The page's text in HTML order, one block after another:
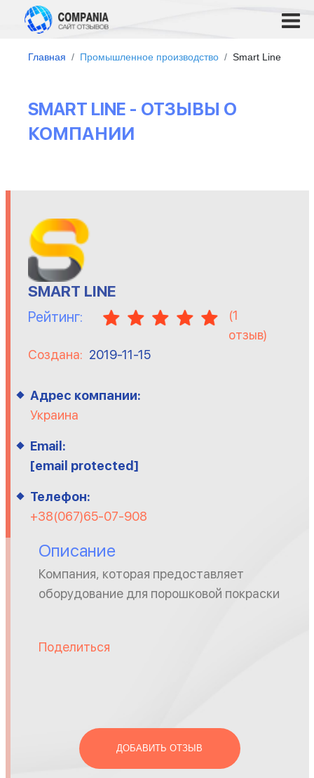
Главная Промышленное производство Smart Line
SMART LINE - ОТЗЫВЫ О
КОМПАНИИ
SMART LINE
Рейтинг: (1
отзыв)
Создана: 2019-11-15
Адрес компании:
Украина
Email:
[email protected]
Телефон:
+38(067)65-07-908
Описание
Компания, которая предоставляет
оборудование для порошковой покраски
Поделиться
ДОБАВИТЬ ОТЗЫВ